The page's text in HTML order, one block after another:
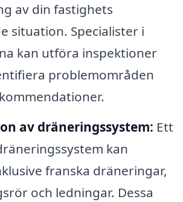
av din fastighets
situation. Specialister i
kan utföra inspektioner
problemområden
av dräneringssystem: Ett
kan
franska dräneringar,
och ledningar. Dessa